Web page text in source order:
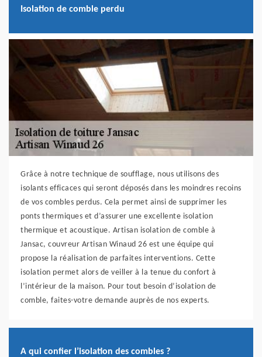
Isolation de comble perdu
Grâce à notre technique de soufflage, nous utilisons des
isolants efficaces qui seront déposés dans les moindres recoins
de vos combles perdus. Cela permet ainsi de supprimer les
ponts thermiques et d’assurer une excellente isolation
thermique et acoustique. Artisan isolation de comble à
Jansac, couvreur Artisan Winaud 26 est une équipe qui
propose la réalisation de parfaites interventions. Cette
isolation permet alors de veiller à la tenue du confort à
l’intérieur de la maison. Pour tout besoin d’isolation de
comble, faites-votre demande auprès de nos experts.
A qui confier l’isolation des combles ?